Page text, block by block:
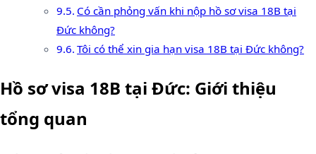
Có cần phỏng vấn khi nộp hồ sơ visa 18B tại
Đức không?
Tôi có thể xin gia hạn visa 18B tại Đức không?
Hồ sơ visa 18B tại Đức: Giới thiệu
tổng quan